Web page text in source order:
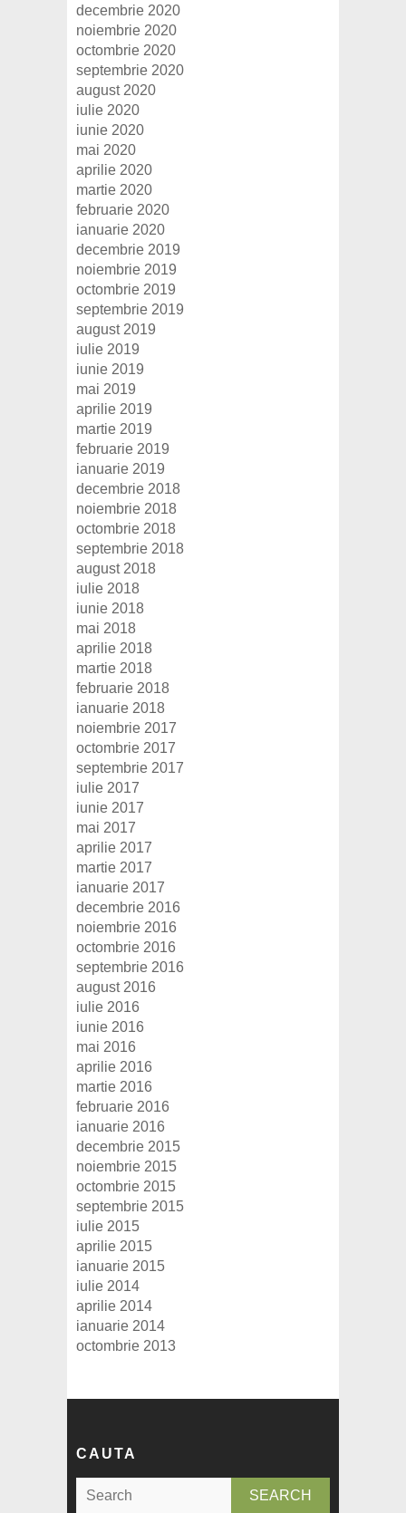
decembrie 2020
noiembrie 2020
octombrie 2020
septembrie 2020
august 2020
iulie 2020
iunie 2020
mai 2020
aprilie 2020
martie 2020
februarie 2020
ianuarie 2020
decembrie 2019
noiembrie 2019
octombrie 2019
septembrie 2019
august 2019
iulie 2019
iunie 2019
mai 2019
aprilie 2019
martie 2019
februarie 2019
ianuarie 2019
decembrie 2018
noiembrie 2018
octombrie 2018
septembrie 2018
august 2018
iulie 2018
iunie 2018
mai 2018
aprilie 2018
martie 2018
februarie 2018
ianuarie 2018
noiembrie 2017
octombrie 2017
septembrie 2017
iulie 2017
iunie 2017
mai 2017
aprilie 2017
martie 2017
ianuarie 2017
decembrie 2016
noiembrie 2016
octombrie 2016
septembrie 2016
august 2016
iulie 2016
iunie 2016
mai 2016
aprilie 2016
martie 2016
februarie 2016
ianuarie 2016
decembrie 2015
noiembrie 2015
octombrie 2015
septembrie 2015
iulie 2015
aprilie 2015
ianuarie 2015
iulie 2014
aprilie 2014
ianuarie 2014
octombrie 2013
CAUTA